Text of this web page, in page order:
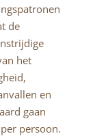
de
het
en
gaan
persoon.